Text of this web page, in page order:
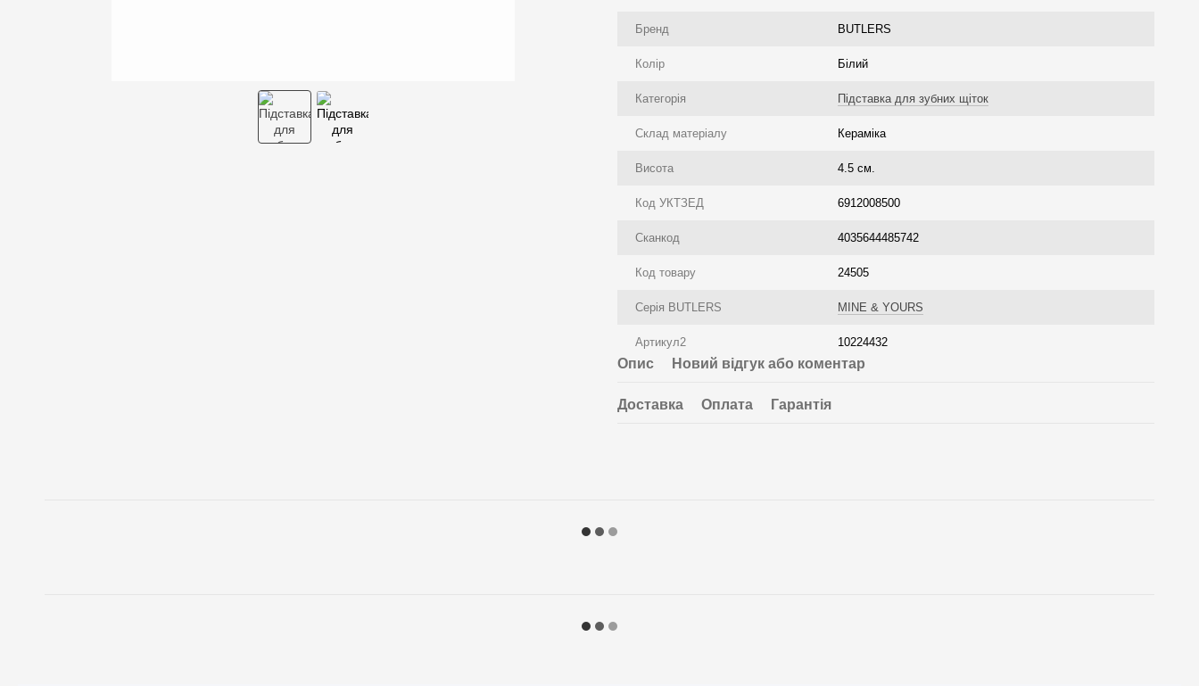
Бренд BUTLERS
Колір Білий
Категорія Підставка для зубних щіток
Склад матеріалу Кераміка
Висота 4.5 см.
Код УКТЗЕД 6912008500
Сканкод 4035644485742
Код товару 24505
Серія BUTLERS MINE & YOURS
Артикул2 10224432
Опис Новий відгук або коментар
Доставка Оплата Гарантія